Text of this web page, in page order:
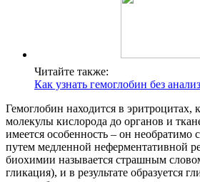
Читайте также:
Как узнать гемоглобин без
Гемоглобин находится в эритроцитах,
молекулы кислорода до органов и
имеется особенность – он необратимо
путем медленной неферментативной
биохимии называется страшным
гликация), и в результате образуется